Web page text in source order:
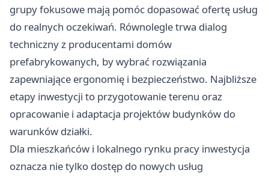
grupy fokusowe mają pomóc dopasować ofertę usług
do realnych oczekiwań. Równolegle trwa dialog
techniczny z producentami domów
prefabrykowanych, by wybrać rozwiązania
zapewniające ergonomię i bezpieczeństwo. Najbliższe
etapy inwestycji to przygotowanie terenu oraz
opracowanie i adaptacja projektów budynków do
warunków działki.
Dla mieszkańców i lokalnego rynku pracy inwestycja
oznacza nie tylko dostęp do nowych usług